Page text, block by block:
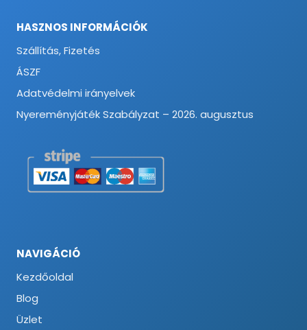
HASZNOS INFORMÁCIÓK
Szállítás, Fizetés
ÁSZF
Adatvédelmi irányelvek
Nyereményjáték Szabályzat – 2026. augusztus
NAVIGÁCIÓ
Kezdőoldal
Blog
Üzlet